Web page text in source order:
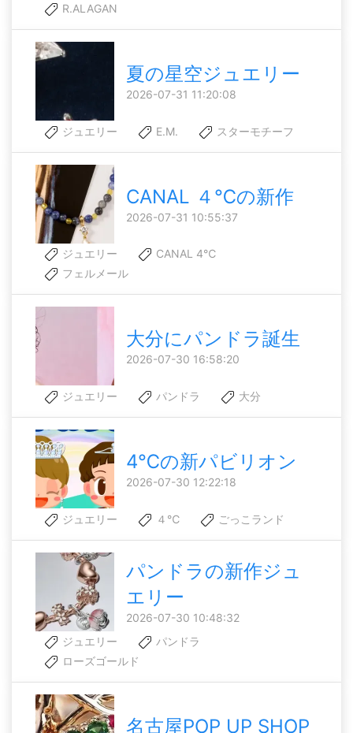
R.ALAGAN
夏の星空ジュエリー
2026-07-31 11:20:08
ジュエリー E.M. スターモチーフ
CANAL ４℃の新作
2026-07-31 10:55:37
ジュエリー
CANAL 4℃
フェルメール
大分にパンドラ誕生
2026-07-30 16:58:20
ジュエリー パンドラ 大分
4℃の新パビリオン
2026-07-30 12:22:18
ジュエリー ４℃ ごっこランド
パンドラの新作ジュ
エリー
2026-07-30 10:48:32
ジュエリー
パンドラ
ローズゴールド
名古屋POP UP SHOP